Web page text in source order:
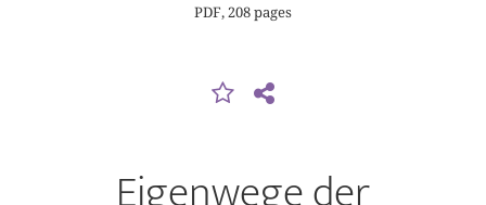
PDF, 208 pages